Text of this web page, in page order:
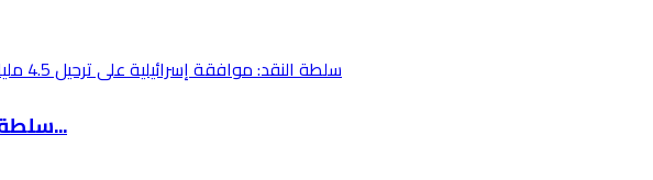
سلطة النقد: موافقة إسرائيلية على ترحيل 4.5 مل...